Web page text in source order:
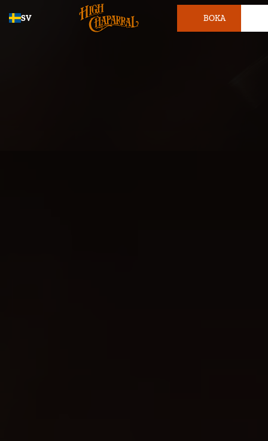
SV BOKA
BILJETT